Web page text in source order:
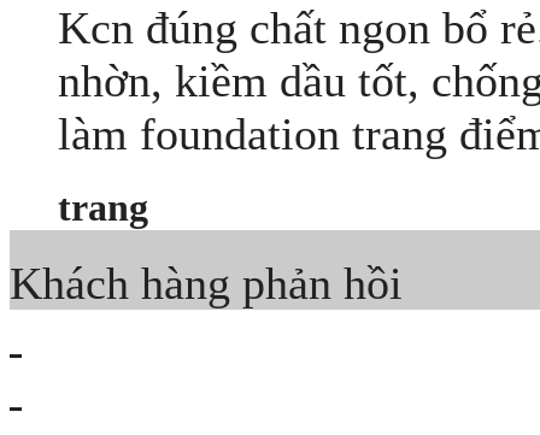
Kcn đúng chất ngon bổ
nhờn, kiềm dầu tốt,
làm foundation trang
trang
Khách hàng phản hồi